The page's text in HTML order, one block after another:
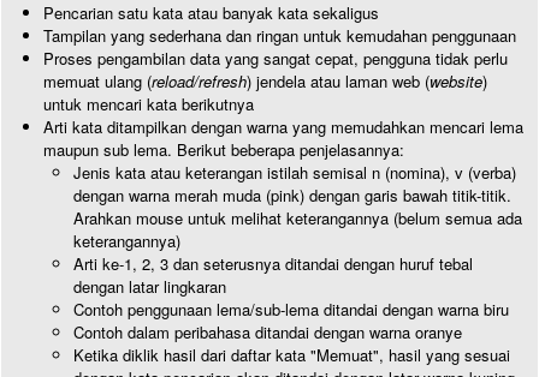
Pencarian satu kata atau banyak kata sekaligus
Tampilan yang sederhana dan ringan untuk kemudahan penggunaan
Proses pengambilan data yang sangat cepat, pengguna tidak perlu
memuat ulang (reload/refresh) jendela atau laman web (website)
untuk mencari kata berikutnya
Arti kata ditampilkan dengan warna yang memudahkan mencari lema
maupun sub lema. Berikut beberapa penjelasannya:
Jenis kata atau keterangan istilah semisal n (nomina), v (verba)
dengan warna merah muda (pink) dengan garis bawah titik-titik.
Arahkan mouse untuk melihat keterangannya (belum semua ada
keterangannya)
Arti ke-1, 2, 3 dan seterusnya ditandai dengan huruf tebal
dengan latar lingkaran
Contoh penggunaan lema/sub-lema ditandai dengan warna biru
Contoh dalam peribahasa ditandai dengan warna oranye
Ketika diklik hasil dari daftar kata "Memuat", hasil yang sesuai